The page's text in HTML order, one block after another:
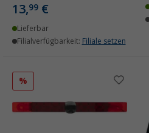
13,99 €
Lieferbar
Filialverfügbarkeit: Filiale setzen
%